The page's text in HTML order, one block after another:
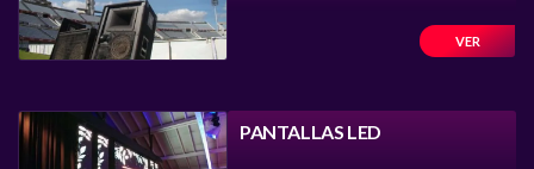
VER
PANTALLAS LED